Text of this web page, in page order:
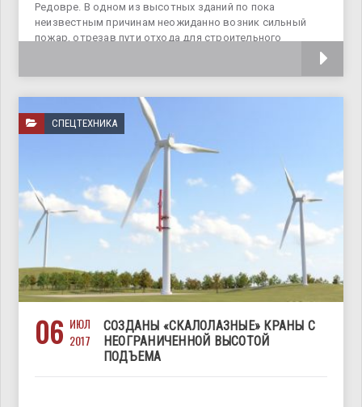
Редовре. В одном из высотных зданий по пока
неизвестным причинам неожиданно возник сильный
пожар, отрезав пути отхода для строительного
СПЕЦТЕХНИКА
06 ИЮЛ
2017
СОЗДАНЫ «СКАЛОЛАЗНЫЕ» КРАНЫ С
НЕОГРАНИЧЕННОЙ ВЫСОТОЙ
ПОДЪЕМА